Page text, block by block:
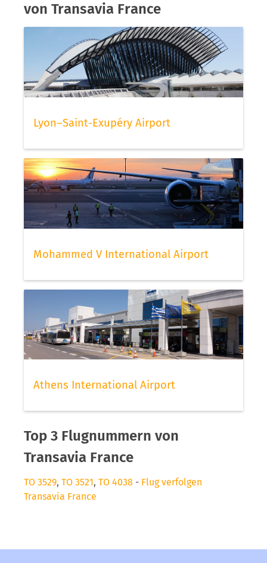
von Transavia France
Lyon–Saint-Exupéry Airport
Mohammed V International Airport
Athens International Airport
Top 3 Flugnummern von
Transavia France
TO 3529, TO 3521, TO 4038 - Flug verfolgen
Transavia France